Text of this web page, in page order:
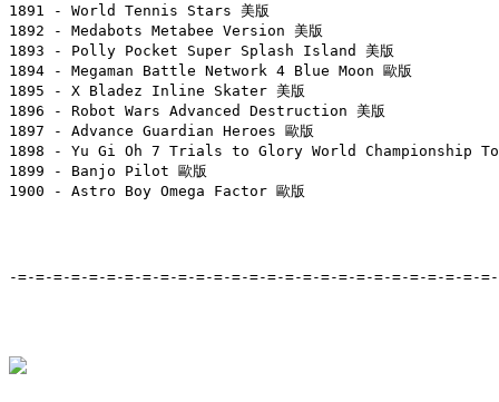
1891 - World Tennis Stars 美版
1892 - Medabots Metabee Version 美版
1893 - Polly Pocket Super Splash Island 美版
1894 - Megaman Battle Network 4 Blue Moon 歐版
1895 - X Bladez Inline Skater 美版
1896 - Robot Wars Advanced Destruction 美版
1897 - Advance Guardian Heroes 歐版
1898 - Yu Gi Oh 7 Trials to Glory World Championship
1899 - Banjo Pilot 歐版
1900 - Astro Boy Omega Factor 歐版
-=-=-=-=-=-=-=-=-=-=-=-=-=-=-=-=-=-=-=-=-=-=-=-=-=-=-